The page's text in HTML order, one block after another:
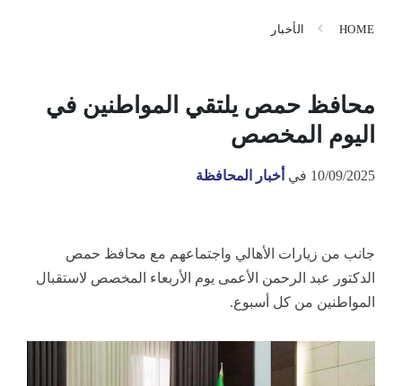
HOME الأخبار
محافظ حمص يلتقي المواطنين في
اليوم المخصص
10/09/2025 في أخبار المحافظة
جانب من زيارات الأهالي واجتماعهم مع محافظ حمص
الدكتور عبد الرحمن الأعمى يوم الأربعاء المخصص لاستقبال
المواطنين من كل أسبوع.